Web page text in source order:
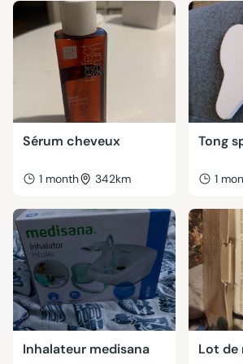
Sérum cheveux
1 month 342km
Tong
1
Inhalateur medisana Lot de